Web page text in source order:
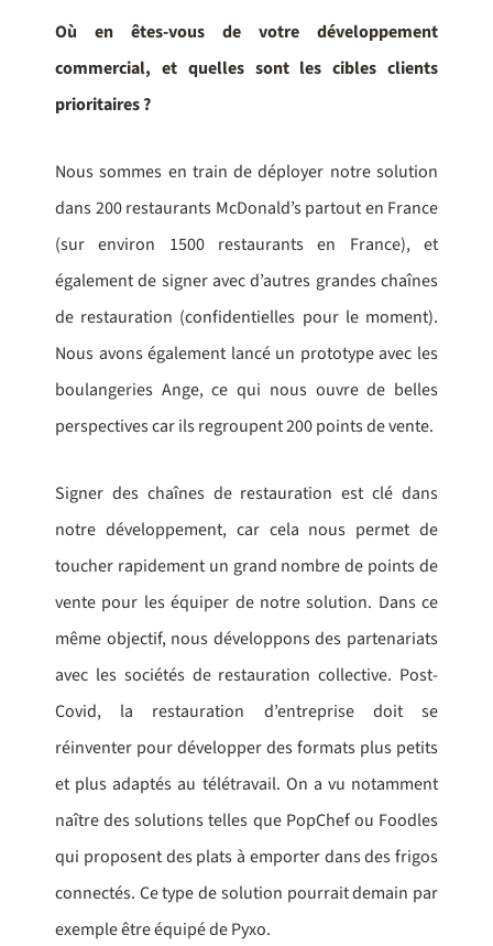
Où en êtes-vous de votre développement
commercial, et quelles sont les cibles clients
prioritaires ?
Nous sommes en train de déployer notre solution
dans 200 restaurants McDonald’s partout en France
(sur environ 1500 restaurants en France), et
également de signer avec d’autres grandes chaînes
de restauration (confidentielles pour le moment).
Nous avons également lancé un prototype avec les
boulangeries Ange, ce qui nous ouvre de belles
perspectives car ils regroupent 200 points de vente.
Signer des chaînes de restauration est clé dans
notre développement, car cela nous permet de
toucher rapidement un grand nombre de points de
vente pour les équiper de notre solution. Dans ce
même objectif, nous développons des partenariats
avec les sociétés de restauration collective. Post-
Covid, la restauration d’entreprise doit se
réinventer pour développer des formats plus petits
et plus adaptés au télétravail. On a vu notamment
naître des solutions telles que PopChef ou Foodles
qui proposent des plats à emporter dans des frigos
connectés. Ce type de solution pourrait demain par
exemple être équipé de Pyxo.